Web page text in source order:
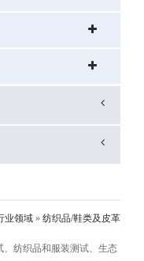
业领域 » 纺织品/鞋类及皮革
纺织品和服装测试、生态